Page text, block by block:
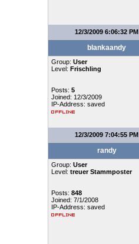
12/3/2009 6:06:32 PM
blankaandy
Group: User
Level: Frischling
Posts: 5
Joined: 12/3/2009
IP-Address: saved
12/3/2009 7:04:55 PM
randy
Group: User
Level: treuer Stammposter
Posts: 848
Joined: 7/1/2008
IP-Address: saved